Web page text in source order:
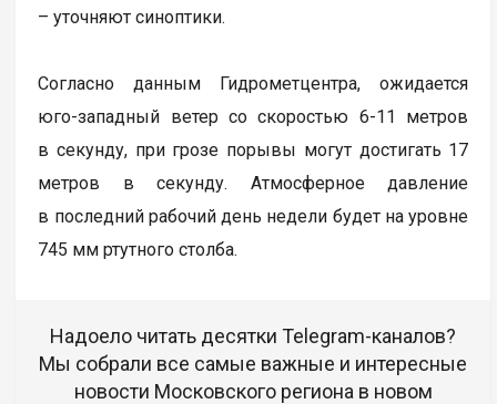
– уточняют синоптики.
Согласно данным Гидрометцентра, ожидается
юго-западный ветер со скоростью 6-11 метров
в секунду, при грозе порывы могут достигать 17
метров в секунду. Атмосферное давление
в последний рабочий день недели будет на уровне
745 мм ртутного столба.
Надоело читать десятки Telegram-каналов?
Мы собрали все самые важные и интересные
новости Московского региона в новом